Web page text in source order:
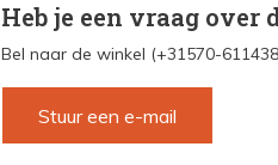
Heb je een vraag over
Bel naar de winkel (+31570-
Stuur een e-mail